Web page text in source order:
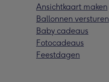
Ansichtkaart maken
Ballonnen versturen
Baby cadeaus
Fotocadeaus
Feestdagen